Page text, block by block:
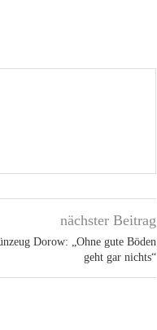
nächster Beitrag
Dorow: „Ohne gute Böden
geht gar nichts“